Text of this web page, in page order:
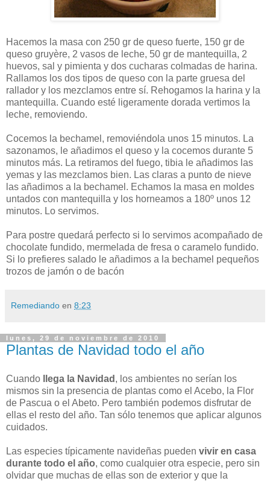
Hacemos la masa con 250 gr de queso fuerte, 150 gr de
queso gruyère, 2 vasos de leche, 50 gr de mantequilla, 2
huevos, sal y pimienta y dos cucharas colmadas de harina.
Rallamos los dos tipos de queso con la parte gruesa del
rallador y los mezclamos entre sí. Rehogamos la harina y la
mantequilla. Cuando esté ligeramente dorada vertimos la
leche, removiendo.
Cocemos la bechamel, removiéndola unos 15 minutos. La
sazonamos, le añadimos el queso y la cocemos durante 5
minutos más. La retiramos del fuego, tibia le añadimos las
yemas y las mezclamos bien. Las claras a punto de nieve
las añadimos a la bechamel. Echamos la masa en moldes
untados con mantequilla y los horneamos a 180º unos 12
minutos. Lo servimos.
Para postre quedará perfecto si lo servimos acompañado de
chocolate fundido, mermelada de fresa o caramelo fundido.
Si lo prefieres salado le añadimos a la bechamel pequeños
trozos de jamón o de bacón
Remediando en 8:23
lunes, 29 de noviembre de 2010
Plantas de Navidad todo el año
Cuando llega la Navidad , los ambientes no serían los
mismos sin la presencia de plantas como el Acebo, la Flor
de Pascua o el Abeto. Pero también podemos disfrutar de
ellas el resto del año. Tan sólo tenemos que aplicar algunos
cuidados.
Las especies típicamente navideñas pueden vivir en casa
durante todo el año, como cualquier otra especie, pero sin
olvidar que muchas de ellas son de exterior y que la